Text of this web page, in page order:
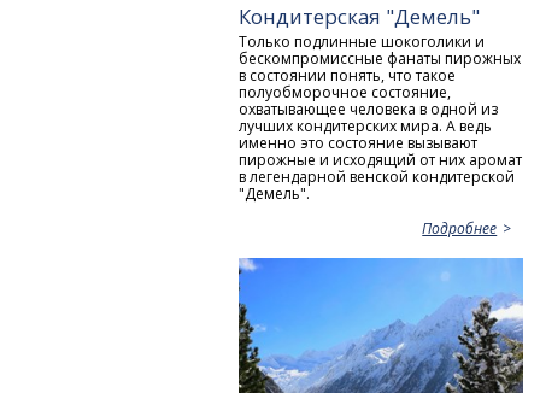
Кондитерская "Демель"
Только подлинные шокоголики и
бескомпромиссные фанаты пирожных
в состоянии понять, что такое
полуобморочное состояние,
охватывающее человека в одной из
лучших кондитерских мира. А ведь
именно это состояние вызывают
пирожные и исходящий от них аромат
в легендарной венской кондитерской
"Демель".
Подробнее